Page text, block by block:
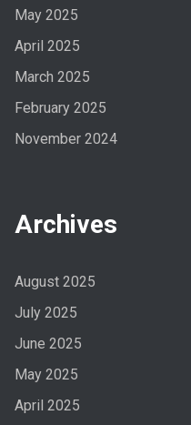
May 2025
April 2025
March 2025
February 2025
November 2024
Archives
August 2025
July 2025
June 2025
May 2025
April 2025